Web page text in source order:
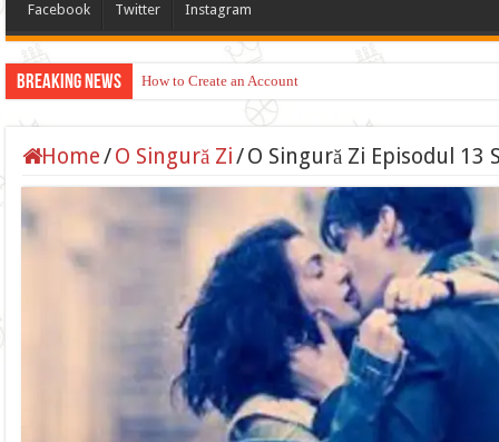
Facebook Twitter Instagram
Breaking News How to Create an Account
Home/O Singură Zi/O Singură Zi Episodul